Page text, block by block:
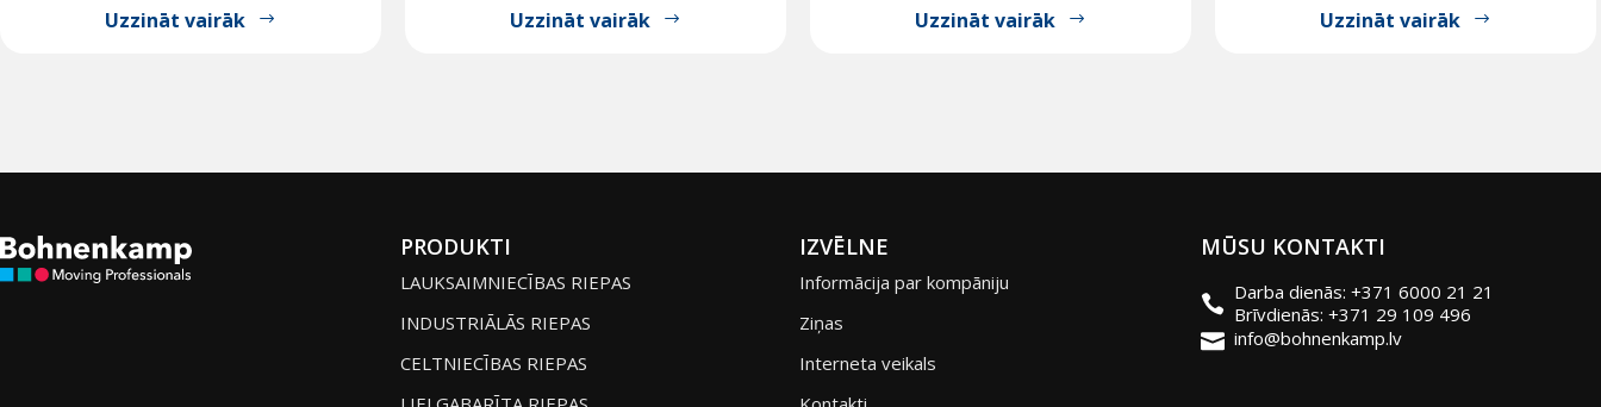
Uzzināt vairāk Uzzināt vairāk Uzzināt vairāk Uzzināt vairāk
PRODUKTI
LAUKSAIMNIECĪBAS RIEPAS
INDUSTRIĀLĀS RIEPAS
CELTNIECĪBAS RIEPAS
IZVĒLNE
Informācija par kompāniju
Ziņas
Interneta veikals
MŪSU KONTAKTI
Darba dienās: +371 6000 21 21
Brīvdienās: +371 29 109 496
info@bohnenkamp.lv